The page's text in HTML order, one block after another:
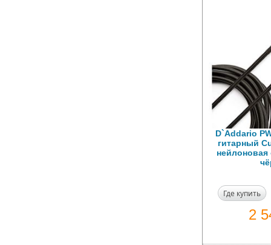
D`Addario
гитарный
нейлоновая
Где купить
2